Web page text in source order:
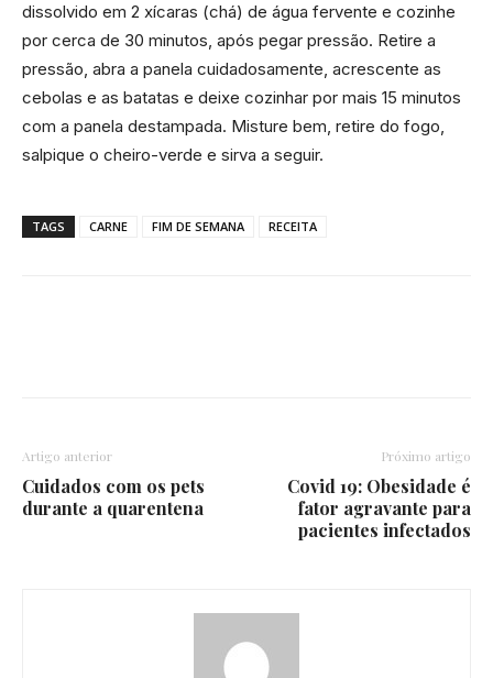
dissolvido em 2 xícaras (chá) de água fervente e cozinhe
por cerca de 30 minutos, após pegar pressão. Retire a
pressão, abra a panela cuidadosamente, acrescente as
cebolas e as batatas e deixe cozinhar por mais 15 minutos
com a panela destampada. Misture bem, retire do fogo,
salpique o cheiro-verde e sirva a seguir.
TAGS CARNE FIM DE SEMANA RECEITA
Artigo anterior
Cuidados com os pets
durante a quarentena
Próximo artigo
Covid 19: Obesidade é
fator agravante para
pacientes infectados